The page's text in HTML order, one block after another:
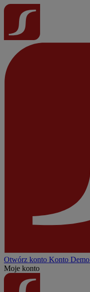
Otwórz konto Konto Demo
Moje konto